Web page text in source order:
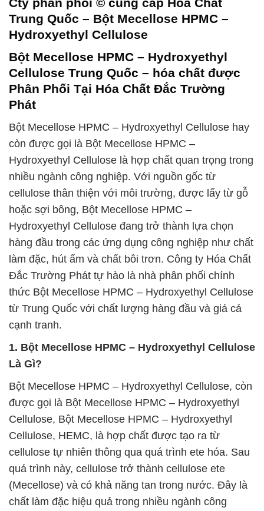
Cty phân phối © cung cấp Hóa Chất
Trung Quốc – Bột Mecellose HPMC –
Hydroxyethyl Cellulose
Bột Mecellose HPMC – Hydroxyethyl
Cellulose Trung Quốc – hóa chất được
Phân Phối Tại Hóa Chất Đắc Trường
Phát
Bột Mecellose HPMC – Hydroxyethyl Cellulose hay
còn được gọi là Bột Mecellose HPMC –
Hydroxyethyl Cellulose là hợp chất quan trọng trong
nhiều ngành công nghiệp. Với nguồn gốc từ
cellulose thân thiện với môi trường, được lấy từ gỗ
hoặc sợi bông, Bột Mecellose HPMC –
Hydroxyethyl Cellulose đang trở thành lựa chọn
hàng đầu trong các ứng dụng công nghiệp như chất
làm đặc, hút ẩm và chất bôi trơn. Công ty Hóa Chất
Đắc Trường Phát tự hào là nhà phân phối chính
thức Bột Mecellose HPMC – Hydroxyethyl Cellulose
từ Trung Quốc với chất lượng hàng đầu và giá cả
cạnh tranh.
1. Bột Mecellose HPMC – Hydroxyethyl Cellulose
Là Gì?
Bột Mecellose HPMC – Hydroxyethyl Cellulose, còn
được gọi là Bột Mecellose HPMC – Hydroxyethyl
Cellulose, Bột Mecellose HPMC – Hydroxyethyl
Cellulose, HEMC, là hợp chất được tạo ra từ
cellulose tự nhiên thông qua quá trình ete hóa. Sau
quá trình này, cellulose trở thành cellulose ete
(Mecellose) và có khả năng tan trong nước. Đây là
chất làm đặc hiệu quả trong nhiều ngành công